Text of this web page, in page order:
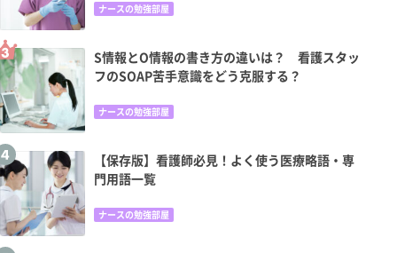
ナースの勉強部屋
S情報とO情報の書き方の違いは？ 看護スタッ
フのSOAP苦手意識をどう克服する？
ナースの勉強部屋
【保存版】看護師必見！よく使う医療略語・専
門用語一覧
ナースの勉強部屋